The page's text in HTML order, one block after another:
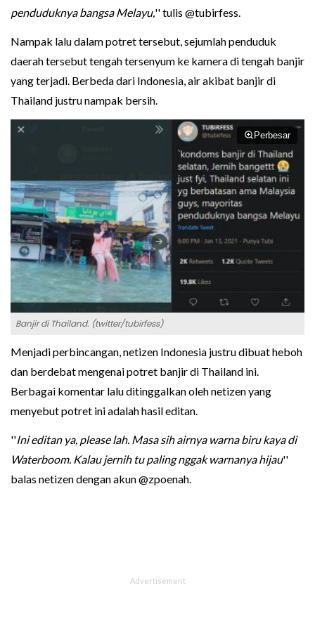
penduduknya bangsa Melayu,'' tulis @tubirfess.
Nampak lalu dalam potret tersebut, sejumlah penduduk
daerah tersebut tengah tersenyum ke kamera di tengah banjir
yang terjadi. Berbeda dari Indonesia, air akibat banjir di
Thailand justru nampak bersih.
Perbesar
Banjir di Thailand. (twitter/tubirfess)
Menjadi perbincangan, netizen Indonesia justru dibuat heboh
dan berdebat mengenai potret banjir di Thailand ini.
Berbagai komentar lalu ditinggalkan oleh netizen yang
menyebut potret ini adalah hasil editan.
''Ini editan ya, please lah. Masa sih airnya warna biru kaya di
Waterboom. Kalau jernih tu paling nggak warnanya hijau''
balas netizen dengan akun @zpoenah.